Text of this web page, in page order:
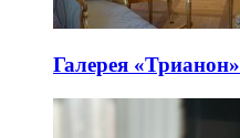
Галерея «Трианон»